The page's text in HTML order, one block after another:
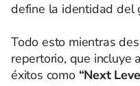
define la identidad del
Todo esto mientras
repertorio, que incluye
éxitos como “Next